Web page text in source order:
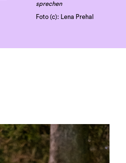
sprechen
Foto (c): Lena Prehal